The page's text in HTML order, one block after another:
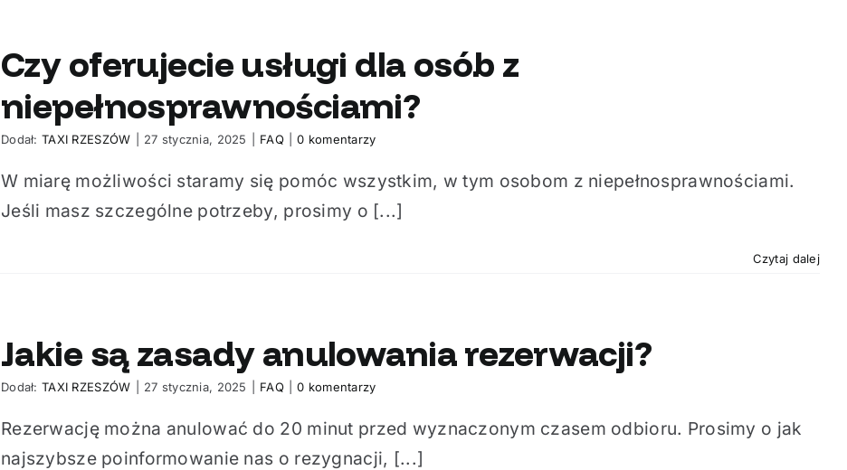
Czy oferujecie usługi dla osób z
niepełnosprawnościami?
Dodał:TAXI RZESZÓW 27 stycznia, 2025 FAQ 0 komentarzy
W miarę możliwości staramy się pomóc wszystkim, w tym osobom z niepełnosprawnościami.
Jeśli masz szczególne potrzeby, prosimy o [...]
Czytaj dalej
Jakie są zasady anulowania rezerwacji?
Dodał:TAXI RZESZÓW 27 stycznia, 2025 FAQ 0 komentarzy
Rezerwację można anulować do 20 minut przed wyznaczonym czasem odbioru. Prosimy o jak
najszybsze poinformowanie nas o rezygnacji, [...]